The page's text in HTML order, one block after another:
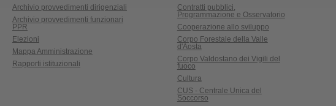
Archivio provvedimenti dirigenziali
Archivio provvedimenti funzionari
PPR
Elezioni
Mappa Amministrazione
Rapporti istituzionali
Contratti pubblici,
Programmazione e Osservatorio
Cooperazione allo sviluppo
Corpo Forestale della Valle
d'Aosta
Corpo Valdostano dei Vigili del
fuoco
Cultura
CUS - Centrale Unica del
Soccorso